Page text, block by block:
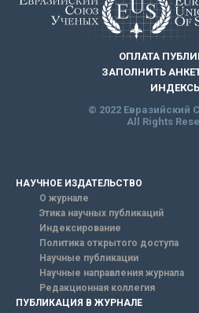
ОПЛАТА
ЗАПОЛНИТЬ
© 2022 Евразийский
All Rights
НАУЧНОЕ ИЗДАТЕЛЬСТВО
О журнале
Этика научных публикаций
Индексирование
Политика открытого доступа
Научные публикации
Научные направления журнала
Редакционная коллегия
ПУБЛИКАЦИЯ В ЖУРНАЛЕ